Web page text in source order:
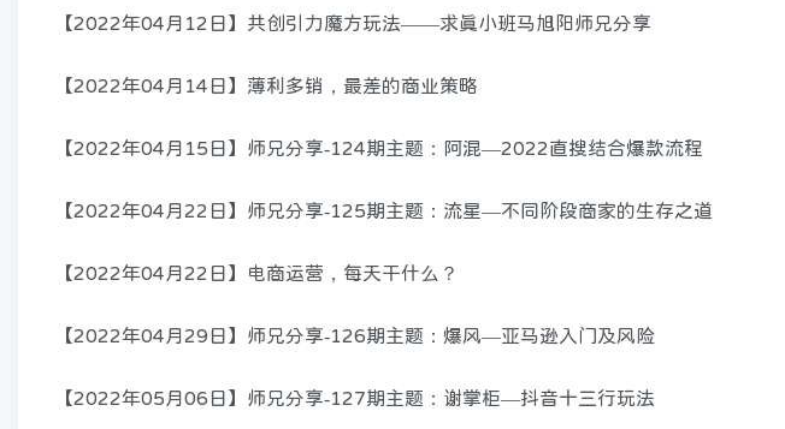
【2022年04月12日】共创引力魔方玩法——求真小班马旭阳师兄分享
【2022年04月14日】薄利多销，最差的商业策略
【2022年04月15日】师兄分享-124期主题：阿混—2022直搜结合爆款流程
【2022年04月22日】师兄分享-125期主题：流星—不同阶段商家的生存之道
【2022年04月22日】电商运营，每天干什么？
【2022年04月29日】师兄分享-126期主题：爆风—亚马逊入门及风险
【2022年05月06日】师兄分享-127期主题：谢掌柜—抖音十三行玩法